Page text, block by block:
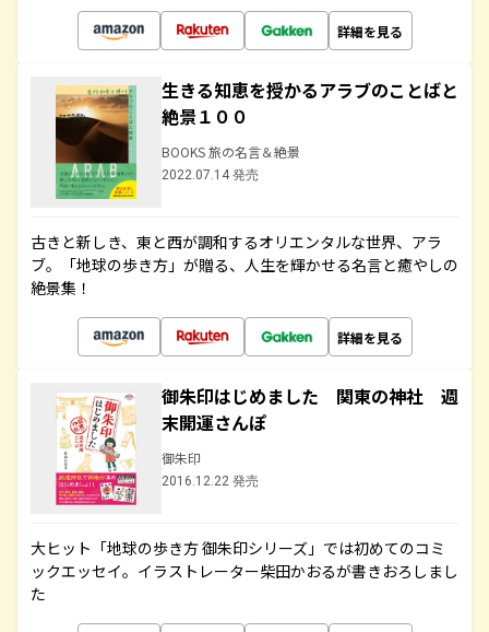
詳細を見る
生きる知恵を授かるアラブのことばと
絶景１００
BOOKS 旅の名言＆絶景
2022.07.14 発売
古きと新しき、東と西が調和するオリエンタルな世界、アラ
ブ。「地球の歩き方」が贈る、人生を輝かせる名言と癒やしの
絶景集！
詳細を見る
御朱印はじめました 関東の神社 週
末開運さんぽ
御朱印
2016.12.22 発売
大ヒット「地球の歩き方 御朱印シリーズ」では初めてのコミ
ックエッセイ。イラストレーター柴田かおるが書きおろしまし
た